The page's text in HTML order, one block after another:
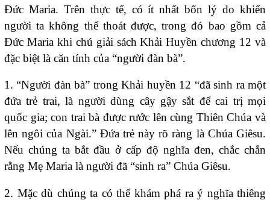
Đức Maria. Trên thực tế, có ít nhất bốn lý do khiến
người ta không thể thoát được, trong đó bao gồm cả
Đức Maria khi chú giải sách Khải Huyền chương 12 và
đặc biệt là căn tính của “người đàn bà”.
1. “Người đàn bà” trong Khải huyền 12 “đã sinh ra một
đứa trẻ trai, là người dùng cây gậy sắt để cai trị mọi
quốc gia; con trai bà được rước lên cùng Thiên Chúa và
lên ngôi của Ngài.” Đứa trẻ này rõ ràng là Chúa Giêsu.
Nếu chúng ta bắt đầu ở cấp độ nghĩa đen, chắc chắn
rằng Mẹ Maria là người đã “sinh ra” Chúa Giêsu.
2. Mặc dù chúng ta có thể khám phá ra ý nghĩa thiêng